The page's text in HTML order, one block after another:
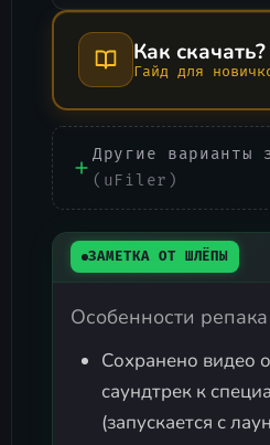
Как скачать?
Гайд для
Другие варианты
(uFiler)
ЗАМЕТКА ОТ ШЛЁПЫ
Особенности репака
Сохранено видео
саундтрек к
(запускается с